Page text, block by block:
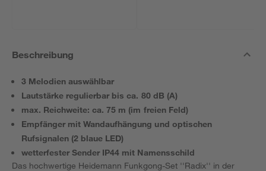
Beschreibung
3 Melodien auswählbar
Lautstärke regulierbar bis ca. 80 dB (A)
max. Reichweite: ca. 75 m (im freien Feld)
Empfänger mit Wandaufhängung und optischen
Rufsignalen (2 blaue LED)
wetterfester Sender IP44 mit Namensschild
Das hochwertige Heidemann Funkgong-Set ''Radix'' in der